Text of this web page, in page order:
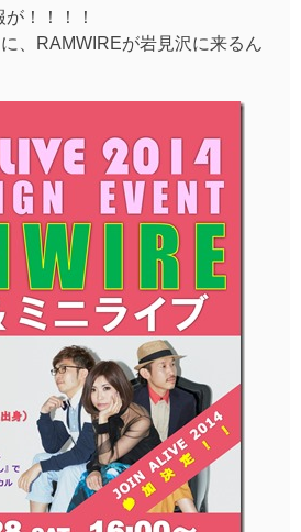
！！！！
、RAMWIREが岩見沢に来るん